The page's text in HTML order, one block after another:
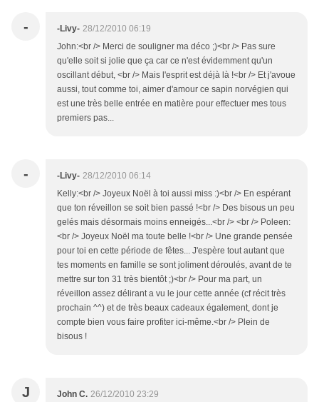
- -Livy- 28/12/2010 06:19
John:<br /> Merci de souligner ma déco ;)<br /> Pas sure
qu'elle soit si jolie que ça car ce n'est évidemment qu'un
oscillant début, <br /> Mais l'esprit est déjà là !<br /> Et j'avoue
aussi, tout comme toi, aimer d'amour ce sapin norvégien qui
est une très belle entrée en matière pour effectuer mes tous
premiers pas...
- -Livy- 28/12/2010 06:14
Kelly:<br /> Joyeux Noël à toi aussi miss :)<br /> En espérant
que ton réveillon se soit bien passé !<br /> Des bisous un peu
gelés mais désormais moins enneigés...<br /> <br /> Poleen:
<br /> Joyeux Noël ma toute belle !<br /> Une grande pensée
pour toi en cette période de fêtes... J'espère tout autant que
tes moments en famille se sont joliment déroulés, avant de te
mettre sur ton 31 très bientôt ;)<br /> Pour ma part, un
réveillon assez délirant a vu le jour cette année (cf récit très
prochain ^^) et de très beaux cadeaux également, dont je
compte bien vous faire profiter ici-même.<br /> Plein de
bisous !
J John C. 26/12/2010 23:29